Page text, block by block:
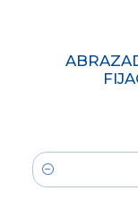
Cantidad